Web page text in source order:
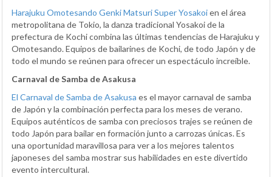
Harajuku Omotesando Genki Matsuri Super Yosakoien el área
metropolitana de Tokio, la danza tradicional Yosakoi de la
prefectura de Kochi combina las últimas tendencias de Harajuku y
Omotesando. Equipos de bailarines de Kochi, de todo Japón y de
todo el mundo se reúnen para ofrecer un espectáculo increíble.
Carnaval de Samba de Asakusa
El Carnaval de Samba de Asakusa es el mayor carnaval de samba
de Japón y la combinación perfecta para los meses de verano.
Equipos auténticos de samba con preciosos trajes se reúnen de
todo Japón para bailar en formación junto a carrozas únicas. Es
una oportunidad maravillosa para ver a los mejores talentos
japoneses del samba mostrar sus habilidades en este divertido
evento intercultural.